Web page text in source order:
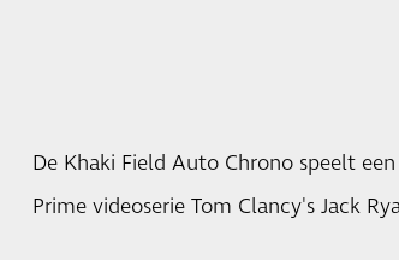
De Khaki Field Auto Chrono speelt
Prime videoserie Tom Clancy's Jack